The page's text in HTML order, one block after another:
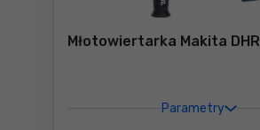
Młotowiertarka Makita
Parametry